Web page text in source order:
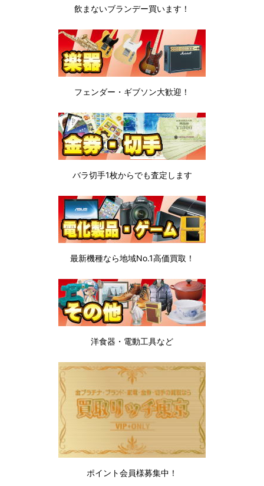
飲まないブランデー買います！
フェンダー・ギブソン大歓迎！
バラ切手1枚からでも査定します
最新機種なら地域No.1高価買取！
洋食器・電動工具など
ポイント会員様募集中！